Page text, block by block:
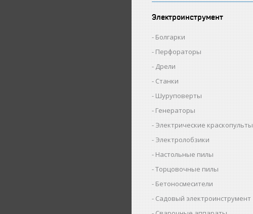
Электроинструмент
Болгарки
Перфораторы
Дрели
Станки
Шуруповерты
Генераторы
Электрические краскопульты
Электролобзики
Настольные пилы
Торцовочные пилы
Бетоносмесители
Садовый электроинструмент